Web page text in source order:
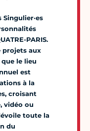
PARIS.
projets aux
le lieu
est
à la
croisant
vidéo ou
toute la
du